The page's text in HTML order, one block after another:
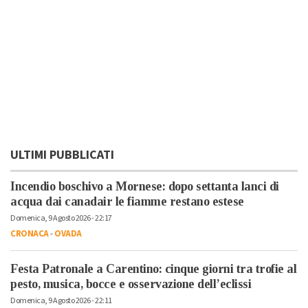
ULTIMI PUBBLICATI
Incendio boschivo a Mornese: dopo settanta lanci di
acqua dai canadair le fiamme restano estese
Domenica, 9 Agosto 2026 - 22:17
CRONACA-OVADA
Festa Patronale a Carentino: cinque giorni tra trofie al
pesto, musica, bocce e osservazione dell’eclissi
Domenica, 9 Agosto 2026 - 22:11